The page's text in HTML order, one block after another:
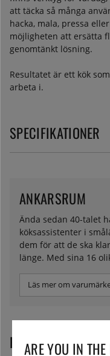
att täcka så många
hacka, mala, pressa
möjligheten att ersätta
genomtänkt lösning.
Resultatet är ett kök
arbeta i.
SPECIFIKATIONER
Ända sedan 40-talet
köksassistenter i
dem för att de ska
länge. Med sina 16
eller din egen pasta.
ANKARSRUM
Läs mer om
ARE YOU IN